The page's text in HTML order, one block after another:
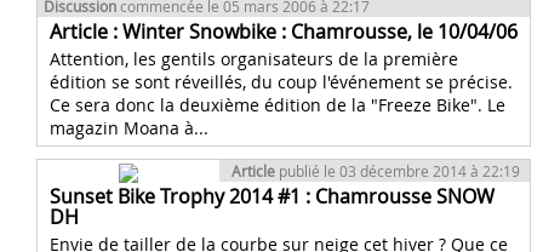
Discussioncommencée le 05 mars 2006 à 22:17
Article : Winter Snowbike : Chamrousse, le 10/04/06
Attention, les gentils organisateurs de la première
édition se sont réveillés, du coup l'événement se précise.
Ce sera donc la deuxième édition de la "Freeze Bike". Le
magazin Moana à...
Article publié le 03 décembre 2014 à 22:19
Sunset Bike Trophy 2014 #1 : Chamrousse SNOW
DH
Envie de tailler de la courbe sur neige cet hiver ? Que ce